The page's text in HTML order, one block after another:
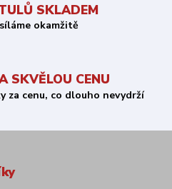
SKLADEM
okamžitě
SKVĚLOU CENU
za cenu, co dlouho nevydrží